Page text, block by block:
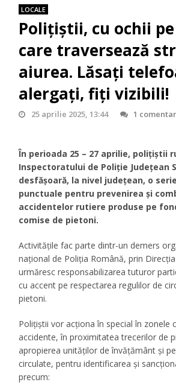
LOCALE
Polițiștii, cu ochii
care traversează
aiurea. Lăsați
alergați, fiți vizibili!
25 aprilie 2025, 13:44 1
În perioada 25 – 27 aprilie, polițiștii
Inspectoratului de Poliție Județean
desfășoară, la nivel județean, o
punctuale pentru prevenirea și
accidentelor rutiere produse pe
comise de pietoni.
Activitățile fac parte dintr-un demers
național de Poliția Română, prin
urmăresc responsabilizarea tuturor
cu accent pe respectarea regulilor de
pietoni.
Polițiștii vor acționa în special în zonele
accidente, în proximitatea trecerilor de
apropierea unităților de învățământ și
circulate, pentru identificarea și
precum: